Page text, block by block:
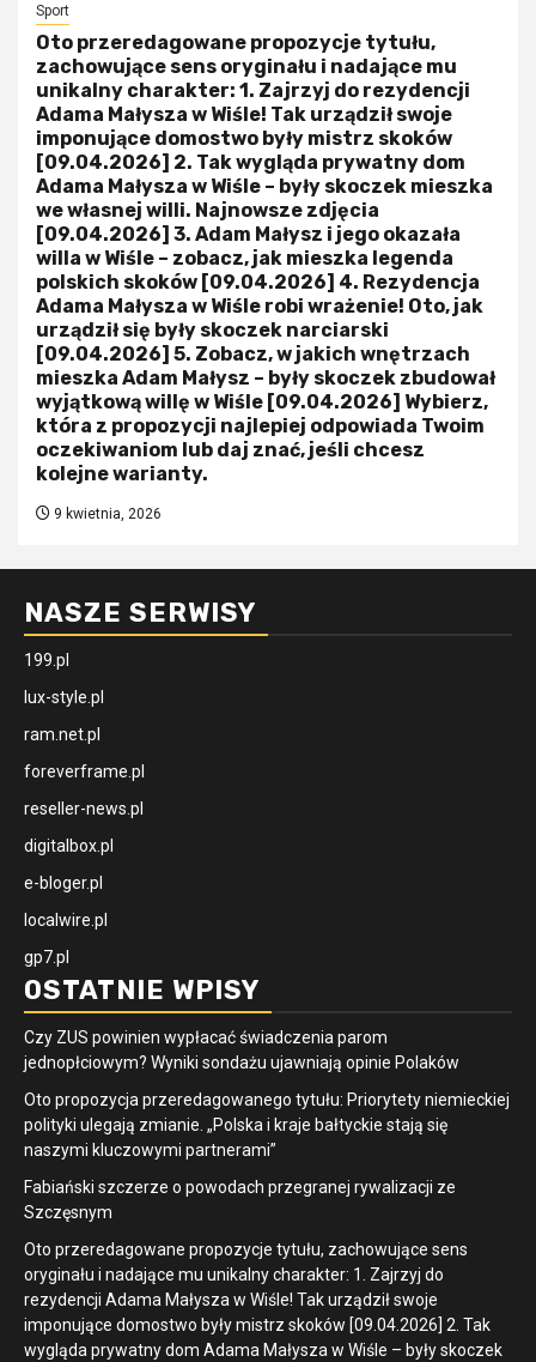
Sport
Oto przeredagowane propozycje tytułu,
zachowujące sens oryginału i nadające mu
unikalny charakter: 1. Zajrzyj do rezydencji
Adama Małysza w Wiśle! Tak urządził swoje
imponujące domostwo były mistrz skoków
[09.04.2026] 2. Tak wygląda prywatny dom
Adama Małysza w Wiśle – były skoczek mieszka
we własnej willi. Najnowsze zdjęcia
[09.04.2026] 3. Adam Małysz i jego okazała
willa w Wiśle – zobacz, jak mieszka legenda
polskich skoków [09.04.2026] 4. Rezydencja
Adama Małysza w Wiśle robi wrażenie! Oto, jak
urządził się były skoczek narciarski
[09.04.2026] 5. Zobacz, w jakich wnętrzach
mieszka Adam Małysz – były skoczek zbudował
wyjątkową willę w Wiśle [09.04.2026] Wybierz,
która z propozycji najlepiej odpowiada Twoim
oczekiwaniom lub daj znać, jeśli chcesz
kolejne warianty.
9 kwietnia, 2026
NASZE SERWISY
199.pl
lux-style.pl
ram.net.pl
foreverframe.pl
reseller-news.pl
digitalbox.pl
e-bloger.pl
localwire.pl
gp7.pl
OSTATNIE WPISY
Czy ZUS powinien wypłacać świadczenia parom
jednopłciowym? Wyniki sondażu ujawniają opinie Polaków
Oto propozycja przeredagowanego tytułu: Priorytety niemieckiej
polityki ulegają zmianie. „Polska i kraje bałtyckie stają się
naszymi kluczowymi partnerami”
Fabiański szczerze o powodach przegranej rywalizacji ze
Szczęsnym
Oto przeredagowane propozycje tytułu, zachowujące sens
oryginału i nadające mu unikalny charakter: 1. Zajrzyj do
rezydencji Adama Małysza w Wiśle! Tak urządził swoje
imponujące domostwo były mistrz skoków [09.04.2026] 2. Tak
wygląda prywatny dom Adama Małysza w Wiśle – były skoczek